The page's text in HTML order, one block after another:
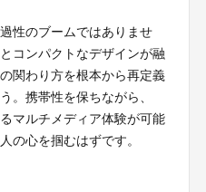
性のブームではありませ
コンパクトなデザインが融
関わり方を根本から再定義
。携帯性を保ちながら、
マルチメディア体験が可能
の心を掴むはずです。